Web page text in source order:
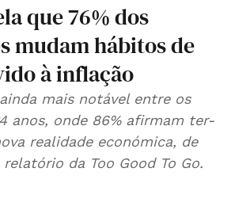
que 76% dos
mudam hábitos de
à inflação
mais notável entre os
anos, onde 86% afirmam ter-
realidade económica, de
da Too Good To Go.